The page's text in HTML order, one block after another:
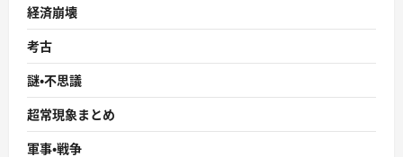
経済崩壊
考古
謎・不思議
超常現象まとめ
軍事・戦争